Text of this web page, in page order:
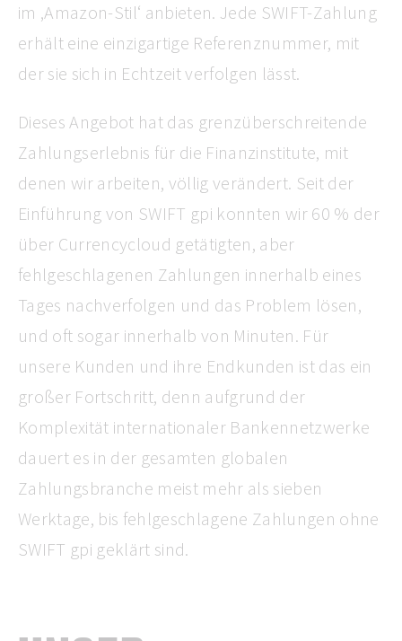
im ‚Amazon-Stil‘ anbieten. Jede SWIFT-Zahlung
erhält eine einzigartige Referenznummer, mit
der sie sich in Echtzeit verfolgen lässt.
Dieses Angebot hat das grenzüberschreitende
Zahlungserlebnis für die Finanzinstitute, mit
denen wir arbeiten, völlig verändert. Seit der
Einführung von SWIFT gpi konnten wir 60 % der
über Currencycloud getätigten, aber
fehlgeschlagenen Zahlungen innerhalb eines
Tages nachverfolgen und das Problem lösen,
und oft sogar innerhalb von Minuten. Für
unsere Kunden und ihre Endkunden ist das ein
großer Fortschritt, denn aufgrund der
Komplexität internationaler Bankennetzwerke
dauert es in der gesamten globalen
Zahlungsbranche meist mehr als sieben
Werktage, bis fehlgeschlagene Zahlungen ohne
SWIFT gpi geklärt sind.